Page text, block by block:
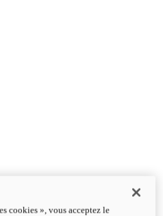
cookies », vous acceptez le